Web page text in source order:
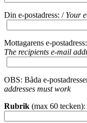
Din e-postadress: / Your
Mottagarens e-postadress:
The recipients e-mail
OBS: Båda e-
addresses must work
Rubrik (max 60 tecken):